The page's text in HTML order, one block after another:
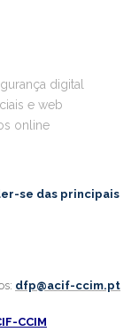
digital
e web
online
se das principais
dfp@acif-ccim.pt
CCIM